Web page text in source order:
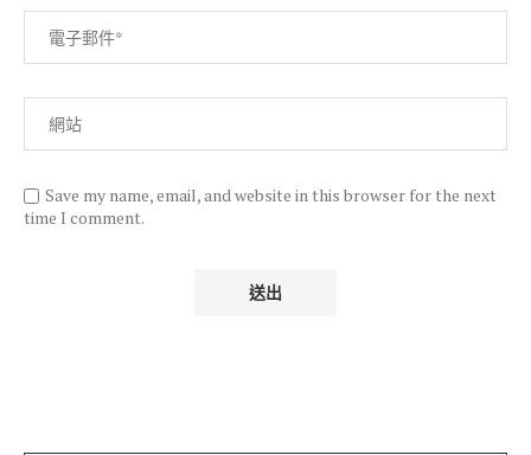
Save my name, email, and website in this browser for the next
time I comment.